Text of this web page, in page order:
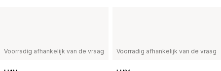
Voorradig afhankelijk van de vraag Voorradig afhankelijk van de vraag